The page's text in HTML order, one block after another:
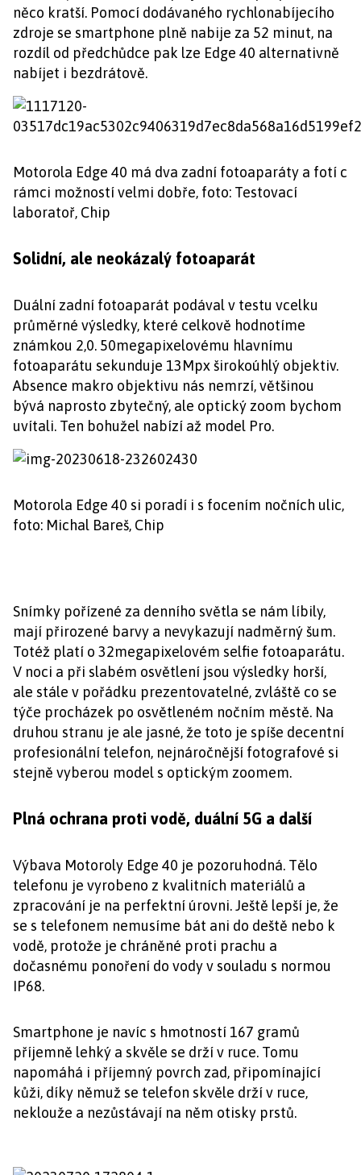
něco kratší. Pomocí dodávaného rychlonabíjecího
zdroje se smartphone plně nabije za 52 minut, na
rozdíl od předchůdce pak lze Edge 40 alternativně
nabíjet i bezdrátově.
Motorola Edge 40 má dva zadní fotoaparáty a fotí c
rámci možností velmi dobře, foto: Testovací
laboratoř, Chip
Solidní, ale neokázalý fotoaparát
Duální zadní fotoaparát podával v testu vcelku
průměrné výsledky, které celkově hodnotíme
známkou 2,0. 50megapixelovému hlavnímu
fotoaparátu sekunduje 13Mpx širokoúhlý objektiv.
Absence makro objektivu nás nemrzí, většinou
bývá naprosto zbytečný, ale optický zoom bychom
uvítali. Ten bohužel nabízí až model Pro.
Motorola Edge 40 si poradí i s focením nočních ulic,
foto: Michal Bareš, Chip
Snímky pořízené za denního světla se nám líbily,
mají přirozené barvy a nevykazují nadměrný šum.
Totéž platí o 32megapixelovém selfie fotoaparátu.
V noci a při slabém osvětlení jsou výsledky horší,
ale stále v pořádku prezentovatelné, zvláště co se
týče procházek po osvětleném nočním městě. Na
druhou stranu je ale jasné, že toto je spíše decentní
profesionální telefon, nejnáročnější fotografové si
stejně vyberou model s optickým zoomem.
Plná ochrana proti vodě, duální 5G a další
Výbava Motoroly Edge 40 je pozoruhodná. Tělo
telefonu je vyrobeno z kvalitních materiálů a
zpracování je na perfektní úrovni. Ještě lepší je, že
se s telefonem nemusíme bát ani do deště nebo k
vodě, protože je chráněné proti prachu a
dočasnému ponoření do vody v souladu s normou
IP68.
Smartphone je navíc s hmotností 167 gramů
příjemně lehký a skvěle se drží v ruce. Tomu
napomáhá i příjemný povrch zad, připomínající
kůži, díky němuž se telefon skvěle drží v ruce,
neklouže a nezůstávají na něm otisky prstů.